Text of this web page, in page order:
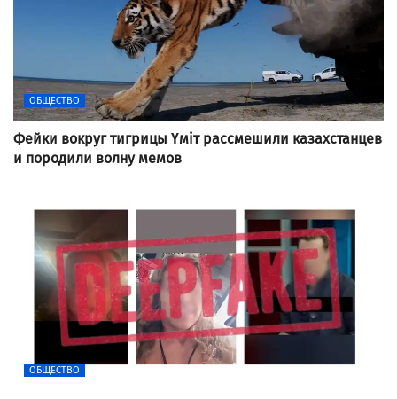
ОБЩЕСТВО
Фейки вокруг тигрицы Үміт рассмешили казахстанцев
и породили волну мемов
ОБЩЕСТВО